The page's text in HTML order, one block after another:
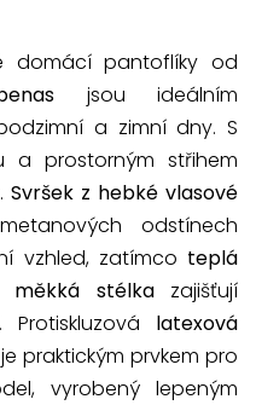
domácí pantoflíky od
jsou ideálním
a zimní dny. S
a prostorným střihem
Svršek z hebké vlasové
odstínech
vzhled, zatímco teplá
měkká stélkazajišťují
latexová
praktickým prvkem pro
vyrobený lepeným